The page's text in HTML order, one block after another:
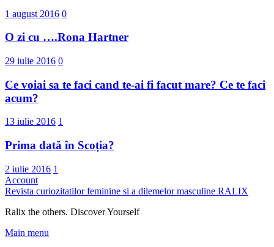
1 august 2016 0
O zi cu ….Rona Hartner
29 iulie 2016 0
Ce voiai sa te faci cand te-ai fi facut mare? Ce te faci
acum?
13 iulie 2016 1
Prima dată în Scoția?
2 iulie 2016 1
Account
Revista curiozitatilor feminine si a dilemelor masculine RALIX
Ralix the others. Discover Yourself
Main menu